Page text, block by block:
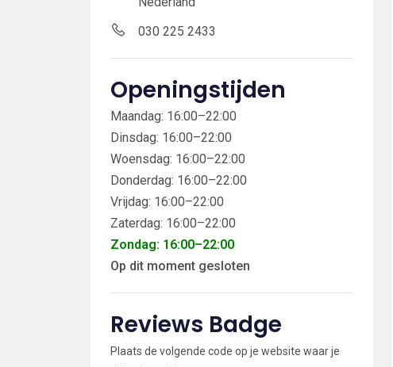
030 225 2433
Openingstijden
Maandag: 16:00–22:00
Dinsdag: 16:00–22:00
Woensdag: 16:00–22:00
Donderdag: 16:00–22:00
Vrijdag: 16:00–22:00
Zaterdag: 16:00–22:00
Zondag: 16:00–22:00
Op dit moment gesloten
Reviews Badge
Plaats de volgende code op je website waar je